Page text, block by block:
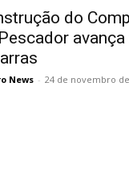
do
News - 24 de novembro